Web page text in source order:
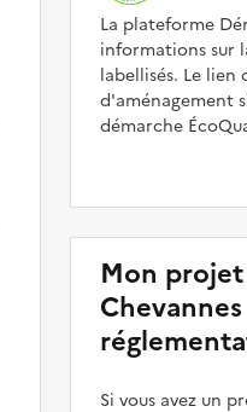
La plateforme
informations sur
labellisés. Le lien
d'aménagement
démarche
Mon
Si vous avez un